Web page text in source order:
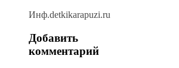
Инф.detkikarapuzi.ru
Добавить
комментарий